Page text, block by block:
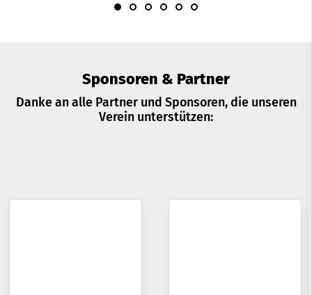
Sponsoren & Partner
Danke an alle Partner und Sponsoren, die unseren
Verein unterstützen: